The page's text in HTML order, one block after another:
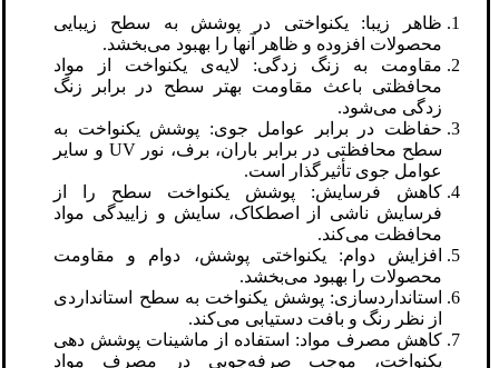
ظاهر زیبا: یکنواختی در پوشش به سطح زیبایی
محصولات افزوده و ظاهر آنها را بهبود می‌بخشد.
مقاومت به زنگ زدگی: لایه‌ی یکنواخت از مواد
محافظتی باعث مقاومت بهتر سطح در برابر زنگ
زدگی می‌شود.
حفاظت در برابر عوامل جوی: پوشش یکنواخت به
سطح محافظتی در برابر باران، برف، نور UV و سایر
عوامل جوی تأثیرگذار است.
کاهش فرسایش: پوشش یکنواخت سطح را از
فرسایش ناشی از اصطکاک، سایش و زاییدگی مواد
محافظت می‌کند.
افزایش دوام: یکنواختی پوشش، دوام و مقاومت
محصولات را بهبود می‌بخشد.
استانداردسازی: پوشش یکنواخت به سطح استانداردی
از نظر رنگ و بافت دستیابی می‌کند.
کاهش مصرف مواد: استفاده از ماشینات پوشش دهی
یکنواخت، موجب صرفه‌جویی در مصرف مواد